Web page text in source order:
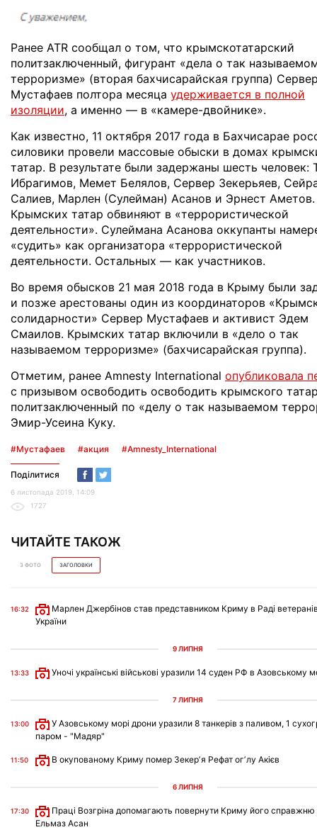
Ранее ATR сообщал о том, что крымскотатарский
политзаключенный, фигурант «дела о так
терроризме» (вторая бахчисарайская группа)
Мустафаев полтора месяца удерживается в полной
изоляции, а именно — в «камере-двойнике».
Как известно, 11 октября 2017 года в Бахчисарае
силовики провели массовые обыски в домах
татар. В результате были задержаны шесть человек:
Ибрагимов, Мемет Белялов, Сервер Зекерьяев,
Салиев, Марлен (Сулейман) Асанов и Эрнест Аметов.
Крымских татар обвиняют в «террористической
деятельности». Сулеймана Асанова оккупанты
«судить» как организатора «террористической
деятельности. Остальных — как участников.
Во время обысков 21 мая 2018 года в Крыму были
и позже арестованы один из координаторов
солидарности» Сервер Мустафаев и активист Эдем
Смаилов. Крымских татар включили в «дело о так
называемом терроризме» (бахчисарайская группа).
Отметим, ранее Amnesty International опубликовала
с призывом освободить освободить крымского
политзаключенный по «делу о так называемом
Эмир-Усеина Куку.
#Мустафаев #акция #Amnesty_International
Поділитися
6 листопада 2019, 14:09
1727
ЧИТАЙТЕ ТАКОЖ
З ФОТО ЗАГОЛОВКИ
16:32
Марлен Джербінов став представником Криму в Раді
України
9 ЛИПНЯ
13:33 Уночі українські військові уразили 14 суден РФ в Азовському
7 ЛИПНЯ
13:00
У Азовському морі дрони уразили 8 танкерів з паливом, 1
паром - "Мадяр"
11:50 В окупованому Криму помер Зекерʼя Рефат огʼлу Акієв
6 ЛИПНЯ
17:30
Праці Возгріна допомагають повернути Криму його справжню
Ельмаз Асан